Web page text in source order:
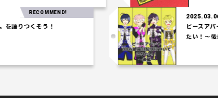
りつくそう！
RECOMMEND!
2025.03.06
ピースアパー
たい！～後編～